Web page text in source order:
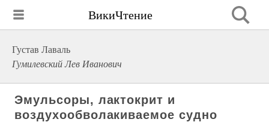
ВикиЧтение
Густав Лаваль
Гумилевский Лев Иванович
Эмульсоры, лактокрит и
воздухообволакиваемое судно